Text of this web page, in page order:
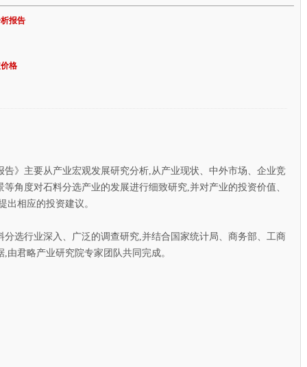
报告
格
》主要从产业宏观发展研究分析,从产业现状、中外市场、企业竞
角度对石料分选产业的发展进行细致研究,并对产业的投资价值、
出相应的投资建议。
行业深入、广泛的调查研究,并结合国家统计局、商务部、工商
君略产业研究院专家团队共同完成。